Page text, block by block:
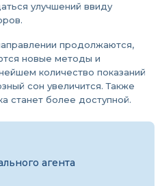
улучшений ввиду
продолжаются,
новые методы и
количество показаний
сон увеличится. Также
станет более доступной.
агента